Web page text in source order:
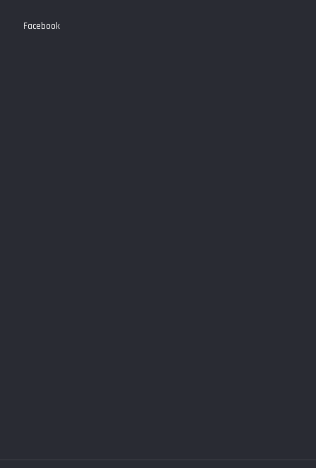
Facebook